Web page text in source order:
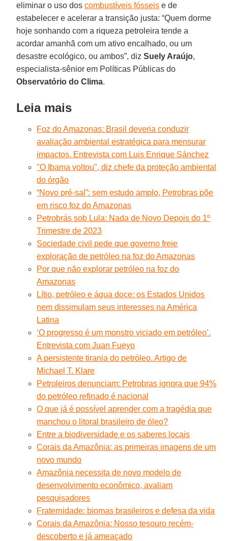
eliminar o uso doscombustíveis fósseis e de
estabelecer e acelerar a transição justa: “Quem dorme
hoje sonhando com a riqueza petroleira tende a
acordar amanhã com um ativo encalhado, ou um
desastre ecológico, ou ambos”, dizSuely Araújo,
especialista-sênior em Políticas Públicas do
Observatório do Clima.
Leia mais
Foz do Amazonas: Brasil deveria conduzir
avaliação ambiental estratégica para mensurar
impactos. Entrevista com Luis Enrique Sánchez
"O Ibama voltou", diz chefe da proteção ambiental
do órgão
“Novo pré-sal”: sem estudo amplo, Petrobras põe
em risco foz do Amazonas
Petrobrás sob Lula: Nada de Novo Depois do 1º
Trimestre de 2023
Sociedade civil pede que governo freie
exploração de petróleo na foz do Amazonas
Por que não explorar petróleo na foz do
Amazonas
Lítio, petróleo e água doce: os Estados Unidos
nem dissimulam seus interesses na América
Latina
‘O progresso é um monstro viciado em petróleo’.
Entrevista com Juan Fueyo
A persistente tirania do petróleo. Artigo de
Michael T. Klare
Petroleiros denunciam: Petrobras ignora que 94%
do petróleo refinado é nacional
O que já é possível aprender com a tragédia que
manchou o litoral brasileiro de óleo?
Entre a biodiversidade e os saberes locais
Corais da Amazônia: as primeiras imagens de um
novo mundo
Amazônia necessita de novo modelo de
desenvolvimento econômico, avaliam
pesquisadores
Fraternidade: biomas brasileiros e defesa da vida
Corais da Amazônia: Nosso tesouro recém-
descoberto e já ameaçado